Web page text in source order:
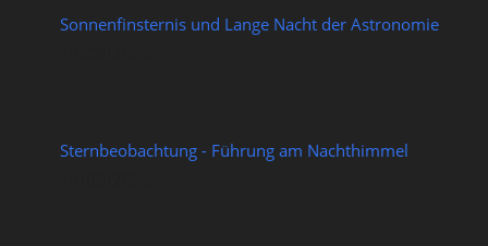
Sonnenfinsternis und Lange Nacht der Astronomie
Sternbeobachtung - Führung am Nachthimmel